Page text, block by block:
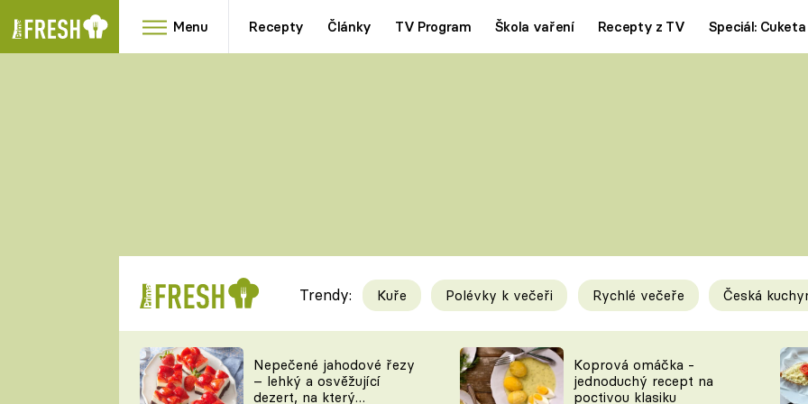
Menu Recepty Články TV Program Škola vaření Recepty z TV Speciál: Cuketa
RYCHLOVKY
Videorecepty
TEĎ VAŘÍ ŠÉF!
Tipy a triky
KAM ZA JÍDLEM
Trendy: Kuře Polévky k večeři Rychlé večeře Česká
Nepečené jahodové řezy
– lehký a osvěžující
dezert, na který
Koprová omáčka -
jednoduchý recept na
poctivou klasiku